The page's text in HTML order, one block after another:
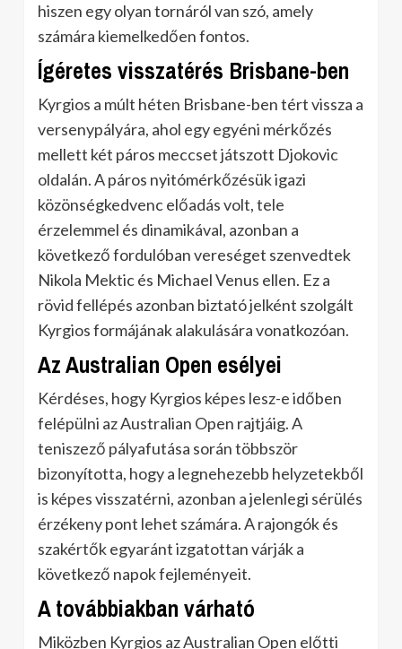
hiszen egy olyan tornáról van szó, amely
számára kiemelkedően fontos.
Ígéretes visszatérés Brisbane-ben
Kyrgios a múlt héten Brisbane-ben tért vissza a
versenypályára, ahol egy egyéni mérkőzés
mellett két páros meccset játszott Djokovic
oldalán. A páros nyitómérkőzésük igazi
közönségkedvenc előadás volt, tele
érzelemmel és dinamikával, azonban a
következő fordulóban vereséget szenvedtek
Nikola Mektic és Michael Venus ellen. Ez a
rövid fellépés azonban biztató jelként szolgált
Kyrgios formájának alakulására vonatkozóan.
Az Australian Open esélyei
Kérdéses, hogy Kyrgios képes lesz-e időben
felépülni az Australian Open rajtjáig. A
teniszező pályafutása során többször
bizonyította, hogy a legnehezebb helyzetekből
is képes visszatérni, azonban a jelenlegi sérülés
érzékeny pont lehet számára. A rajongók és
szakértők egyaránt izgatottan várják a
következő napok fejleményeit.
A továbbiakban várható
Miközben Kyrgios az Australian Open előtti